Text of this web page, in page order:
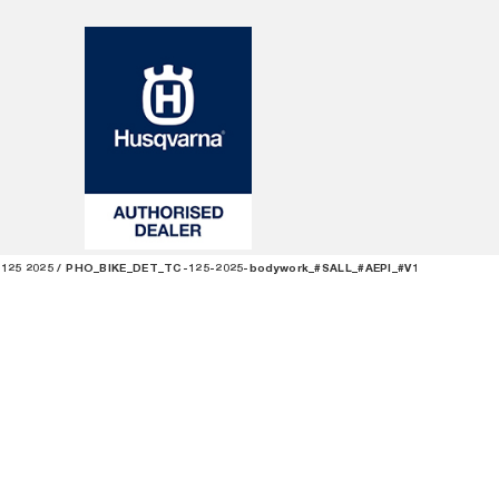
2025 PHO_BIKE_DET_TC-125-2025-bodywork_#SALL_#AEPI_#V1